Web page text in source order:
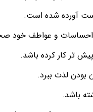
آورده شده است.
احساسات و عواطف خود
تر کار کرده باشد.
بودن لذت ببرد.
باشد.